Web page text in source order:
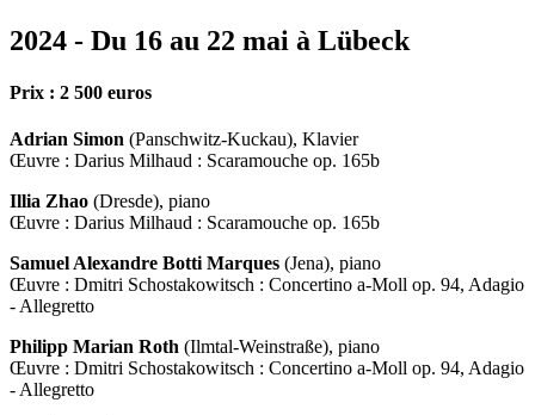
2024 - Du 16 au 22 mai à Lübeck
Prix : 2 500 euros
Adrian Simon (Panschwitz-Kuckau), Klavier
Œuvre : Darius Milhaud : Scaramouche op. 165b
Illia Zhao (Dresde), piano
Œuvre : Darius Milhaud : Scaramouche op. 165b
Samuel Alexandre Botti Marques (Jena), piano
Œuvre : Dmitri Schostakowitsch : Concertino a-Moll op. 94, Adagio
- Allegretto
Philipp Marian Roth (Ilmtal-Weinstraße), piano
Œuvre : Dmitri Schostakowitsch : Concertino a-Moll op. 94, Adagio
- Allegretto